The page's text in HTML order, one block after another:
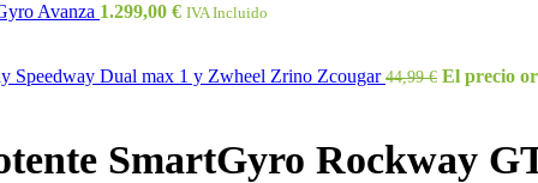
Avanza 1.299,00 € IVA Incluido
Speedway Dual max 1 y Zwheel Zrino Zcougar44,99€ El precio
SmartGyro Rockway